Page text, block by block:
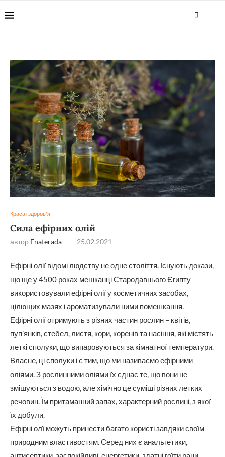
Краса і здоров'я
Сила ефірних олій
автор Enaterada 25.02.2021
Ефірні олії відомі людству не одне століття. Існують докази,
що ще у 4500 роках мешканці Стародавнього Єгипту
використовували ефірні олії у косметичних засобах,
цілющих мазях і ароматизували ними помешкання.
Ефірні олії отримують з різних частин рослин – квітів,
пуп’янків, стебел, листя, кори, коренів та насіння, які містять
леткі сполуки, що випаровуються за кімнатної температури.
Власне, ці сполуки і є тим, що ми називаємо ефірними
оліями. З рослинними оліями їх єднає те, що вони не
змішуються з водою, але хімічно це суміші різних летких
речовин. Їм притаманний запах, характерний рослині, з якої
їх добули.
Ефірні олї можуть принести багато користі завдяки своїм
природним властивостям. Серед них є анальгетики,